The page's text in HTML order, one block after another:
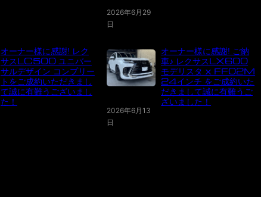
2026年6月29
日
オーナー様に感謝! レク
サスLC500 ユニバー
サルデザイン コンプリー
トをご成約いただきまし
て誠に有難うございまし
た！
2026年6月13
日
オーナー様に感謝! ご納
車♪ レクサスLX600
モデリスタ x FF02M
24インチ をご成約いた
だきまして誠に有難うご
ざいました！